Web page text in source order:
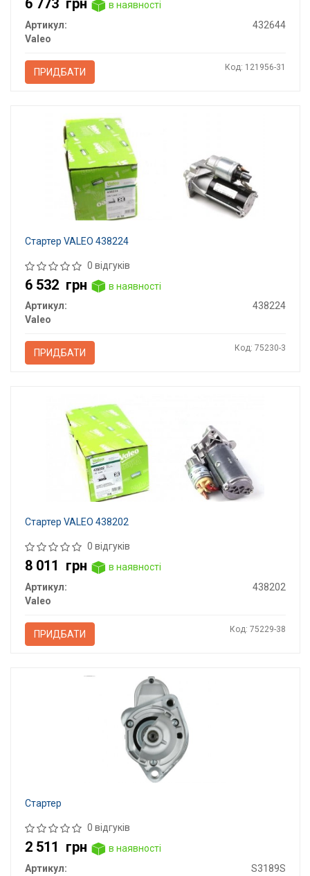
6 773 грн
в наявності
Артикул:
432644
Valeo
ПРИДБАТИ Код: 121956-31
Стартер VALEO 438224
0 відгуків
6 532 грн
в наявності
Артикул:
438224
Valeo
ПРИДБАТИ Код: 75230-3
Стартер VALEO 438202
0 відгуків
8 011 грн
в наявності
Артикул:
438202
Valeo
ПРИДБАТИ Код: 75229-38
Стартер
0 відгуків
2 511 грн
в наявності
Артикул:
S3189S